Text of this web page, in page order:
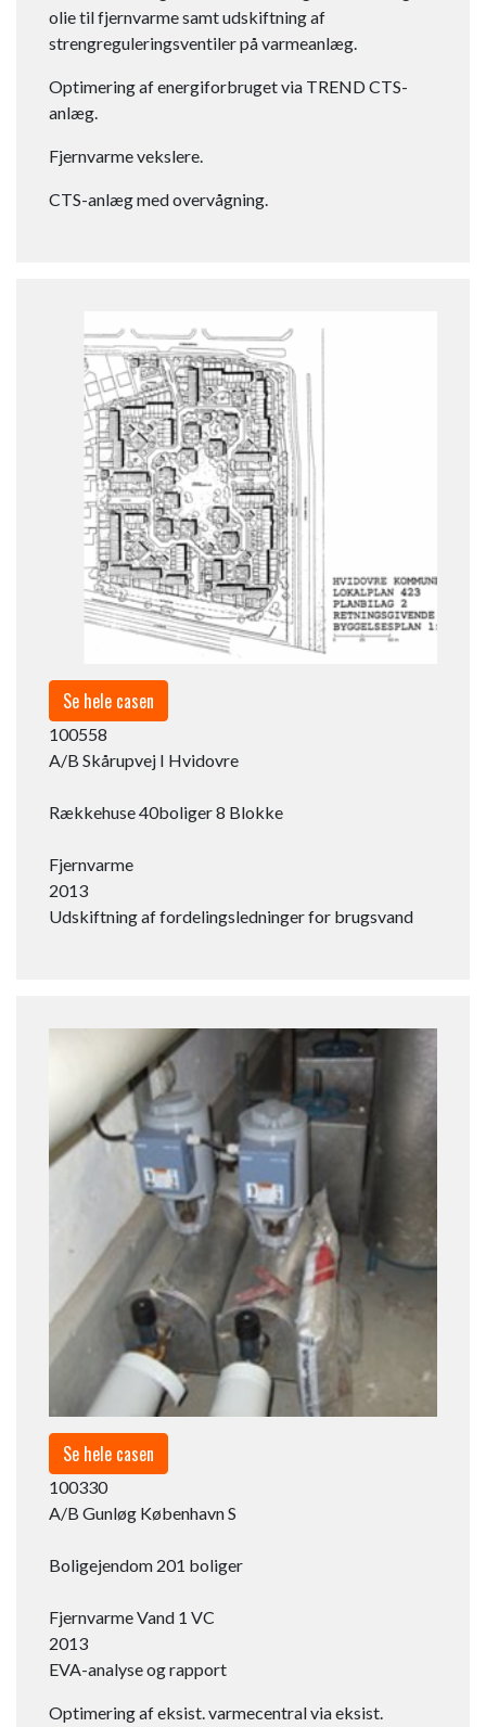
olie til fjernvarme samt udskiftning af
strengreguleringsventiler på varmeanlæg.
Optimering af energiforbruget via TREND CTS-
anlæg.
Fjernvarme vekslere.
CTS-anlæg med overvågning.​
Se hele casen
100558​
A/B Skårupvej I Hvidovre
Rækkehuse 40boliger 8 Blokke
Fjernvarme
2013
Udskiftning af fordelingsledninger for brugsvand
Se hele casen
100330​
A/B Gunløg København S
Boligejendom 201 boliger
Fjernvarme Vand 1 VC​
2013
EVA-analyse og rapport
Optimering af eksist. varmecentral via eksist.